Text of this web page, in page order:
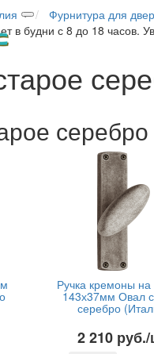
Фурнитура для
в будни с 8 до 18 часов.
Ручка кремоны на
143х37мм Овал
серебро
2 210